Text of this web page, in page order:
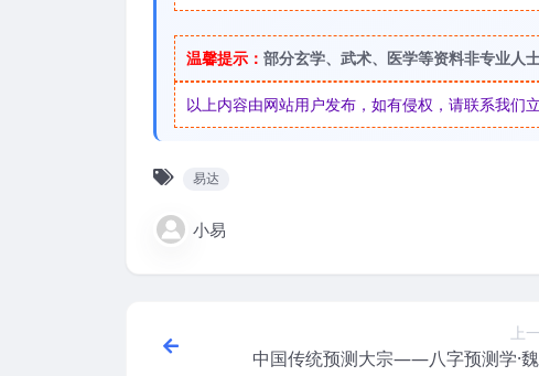
温馨提示： 部分玄学、武术、医学等资料非专业人
以上内容由网站用户发布，如有侵权，请联系我们
易达
小易
上
中国传统预测大宗——八字预测学·魏